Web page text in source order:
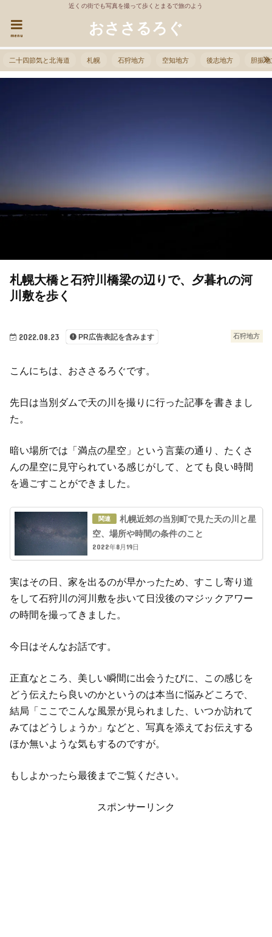
近くの街でも写真を撮って歩くとまるで旅のよう
おささるろぐ
menu
二十四節気と北海道 札幌 石狩地方 空知地方 後志地方 胆振
石狩地方
2022.08.23 PR広告表記を含みます
札幌大橋と石狩川橋梁の辺りで、夕暮れの河
川敷を歩く
こんにちは、おささるろぐです。
先日は当別ダムで天の川を撮りに行った記事を書きまし
た。
暗い場所では「満点の星空」という言葉の通り、たくさ
んの星空に見守られている感じがして、とても良い時間
を過ごすことができました。
札幌近郊の当別町で見た天の川と星
空、場所や時間の条件のこと
2022年8月19日
実はその日、家を出るのが早かったため、すこし寄り道
をして石狩川の河川敷を歩いて日没後のマジックアワー
の時間を撮ってきました。
今日はそんなお話です。
正直なところ、美しい瞬間に出会うたびに、この感じを
どう伝えたら良いのかというのは本当に悩みどころで、
結局「ここでこんな風景が見られました、いつか訪れて
みてはどうしょうか」などと、写真を添えてお伝えする
ほか無いような気もするのですが。
もしよかったら最後までご覧ください。
スポンサーリンク